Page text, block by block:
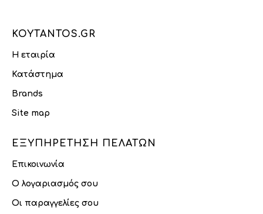
KOYTANTOS.GR
Η εταιρία
Κατάστημα
Brands
Site map
ΕΞΥΠΗΡΈΤΗΣΗ ΠΕΛΑΤΏΝ
Επικοινωνία
Ο λογαριασμός σου
Οι παραγγελίες σου